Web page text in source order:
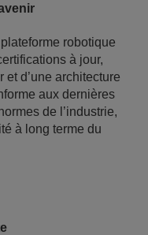
robotique
à jour,
et d’une architecture
aux dernières
de l’industrie,
à long terme du